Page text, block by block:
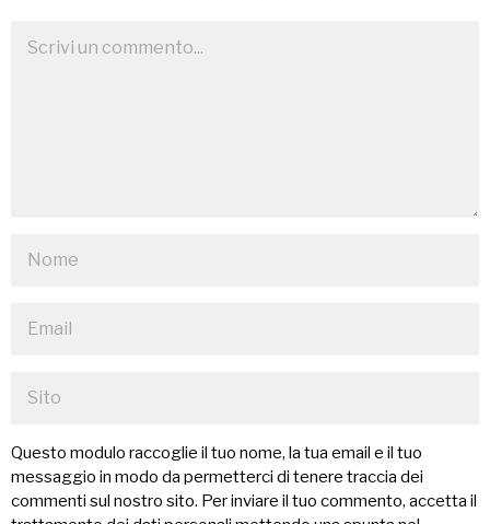
Questo modulo raccoglie il tuo nome, la tua email e il tuo
messaggio in modo da permetterci di tenere traccia dei
commenti sul nostro sito. Per inviare il tuo commento, accetta il